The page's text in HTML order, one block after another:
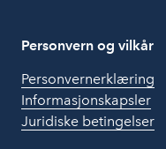
Personvern og vilkår
Personvernerklæring
Informasjonskapsler
Juridiske betingelser